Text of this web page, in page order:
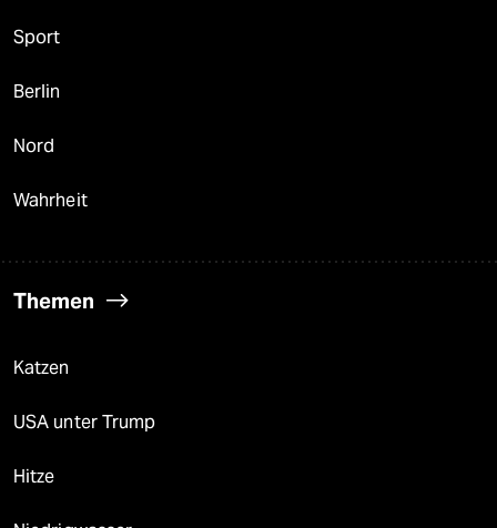
Sport
Berlin
Nord
Wahrheit
Themen
Katzen
USA unter Trump
Hitze